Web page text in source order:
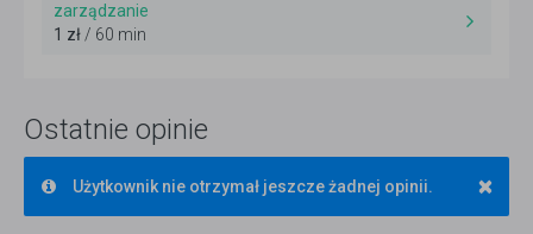
zarządzanie
1 zł/ 60 min
Ostatnie opinie
×
Użytkownik nie otrzymał jeszcze żadnej opinii.